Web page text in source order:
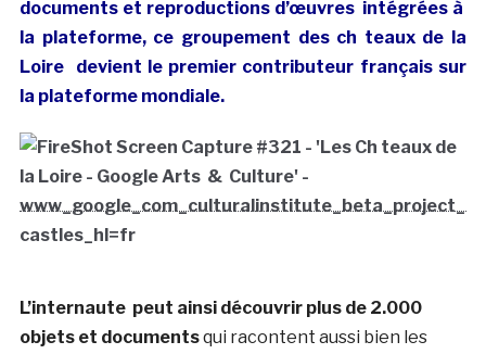
documents et reproductions d’œuvres intégrées à
la plateforme, ce groupement des ch teaux de la
Loire devient le premier contributeur français sur
la plateforme mondiale.
L’internaute peut ainsi découvrir plus de 2.000
objets et documentsqui racontent aussi bien les